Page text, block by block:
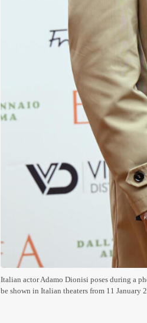
Italian actor Adamo Dionisi poses during a
be shown in Italian theaters from 11 January